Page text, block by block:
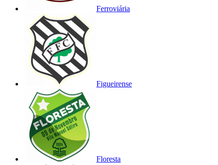
Ferroviária
Figueirense
Floresta